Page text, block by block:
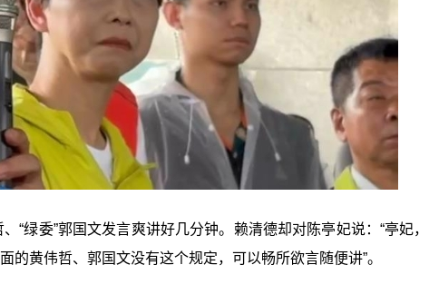
“绿委”郭国文发言爽讲好几分钟。赖清德却对陈亭妃说：“亭妃，
的黄伟哲、郭国文没有这个规定，可以畅所欲言随便讲”。